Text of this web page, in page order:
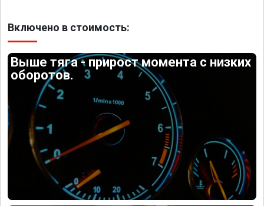
Включено в стоимость:
Выше тяга - прирост момента с низких
оборотов.